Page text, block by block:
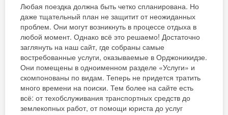
Любая поездка должна быть четко спланирована. Но
даже тщательный план не защитит от неожиданных
проблем. Они могут возникнуть в процессе отдыха в
любой момент. Однако всё это решаемо! Достаточно
заглянуть на наш сайт, где собраны самые
востребованные услуги, оказываемые в Орджоникидзе.
Они помещены в одноименном разделе «Услуги» и
скомпонованы по видам. Теперь не придется тратить
много времени на поиски. Тем более на сайте есть
всё: от техобслуживания транспортных средств до
землекопных работ, от помощи юриста до услуг